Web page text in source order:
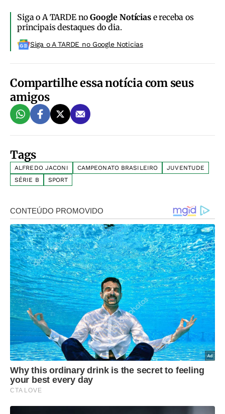
Siga o A TARDE noGoogle Notíciase receba os
principais destaques do dia.
Siga o A TARDE no Google Noticias
Compartilhe essa notícia com seus
amigos
Tags
ALFREDO JACONI CAMPEONATO BRASILEIRO
JUVENTUDE
SÉRIE B
SPORT